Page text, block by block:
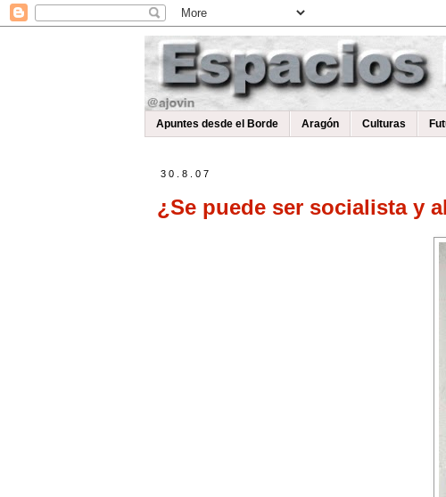
Apuntes desde el Borde Aragón Culturas
30.8.07
¿Se puede ser socialista y